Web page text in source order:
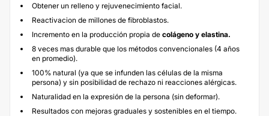
Obtener un relleno y rejuvenecimiento facial.
Reactivacion de millones de fibroblastos.
Incremento en la producción propia de colágeno y elastina.
8 veces mas durable que los métodos convencionales (4 años
en promedio).
100% natural (ya que se infunden las células de la misma
persona) y sin posibilidad de rechazo ni reacciones alérgicas.
Naturalidad en la expresión de la persona (sin deformar).
Resultados con mejoras graduales y sostenibles en el tiempo.